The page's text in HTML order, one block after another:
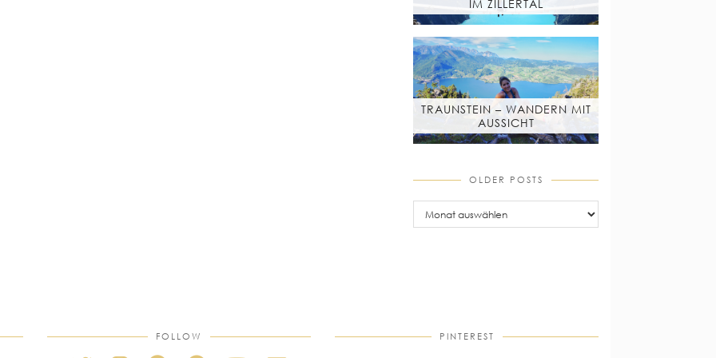
IM ZILLERTAL
TRAUNSTEIN – WANDERN MIT
AUSSICHT
OLDER POSTS
older
posts
FOLLOW PINTEREST